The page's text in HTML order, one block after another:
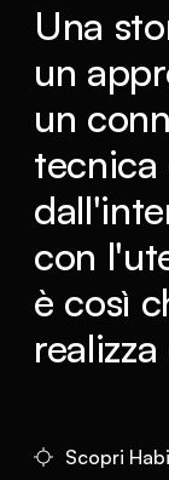
Una
un
un
tecnica
con
è così
Scopri